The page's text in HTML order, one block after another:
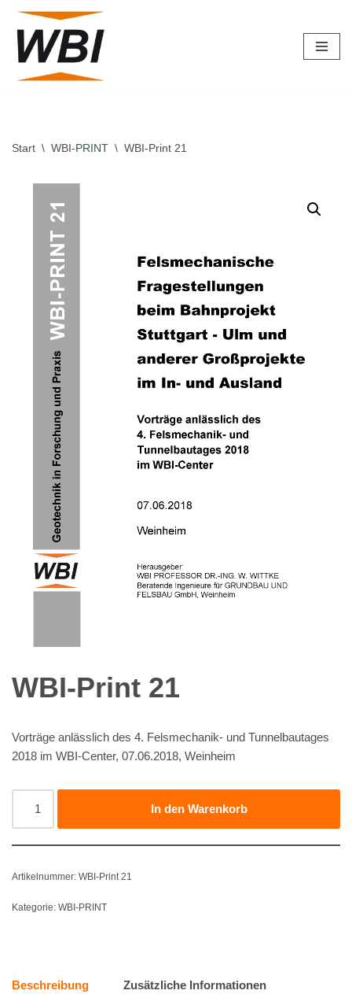
Zum
Inhalt
springen
Start \ WBI-PRINT \ WBI-Print 21
WBI-Print 21
Vorträge anlässlich des 4. Felsmechanik- und Tunnelbautages
2018 im WBI-Center, 07.06.2018, Weinheim
In den Warenkorb
Artikelnummer: WBI-Print 21
Kategorie: WBI-PRINT
Beschreibung Zusätzliche Informationen